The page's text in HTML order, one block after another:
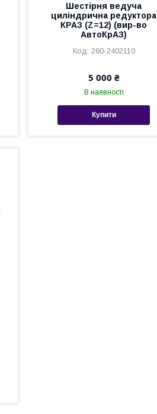
Шестірня ведуча
циліндрична редуктора
КРАЗ (Z=12) (вир-во
АвтоКрАЗ)
260-2402110
5 000 ₴
В наявності
Купити